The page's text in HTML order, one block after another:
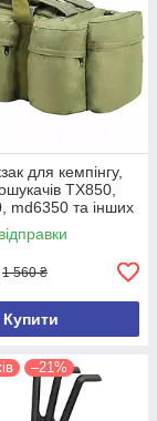
для кемпінгу,
TX850,
md6350 та інших
л)
1 560 ₴
Купити
–21%